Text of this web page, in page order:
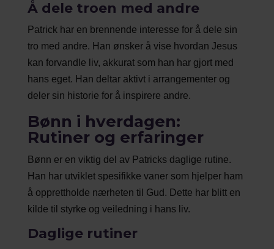
Å dele troen med andre
Patrick har en brennende interesse for å dele sin
tro med andre. Han ønsker å vise hvordan Jesus
kan forvandle liv, akkurat som han har gjort med
hans eget. Han deltar aktivt i arrangementer og
deler sin historie for å inspirere andre.
Bønn i hverdagen:
Rutiner og erfaringer
Bønn er en viktig del av Patricks daglige rutine.
Han har utviklet spesifikke vaner som hjelper ham
å opprettholde nærheten til Gud. Dette har blitt en
kilde til styrke og veiledning i hans liv.
Daglige rutiner